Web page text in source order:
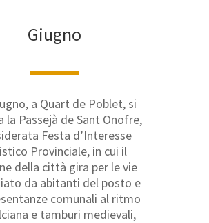
Giugno
a Quart de Poblet, si
la Passejà de Sant Onofre,
Festa d’Interesse
Provinciale, in cui il
della città gira per le vie
da abitanti del posto e
comunali al ritmo
e tamburi medievali,